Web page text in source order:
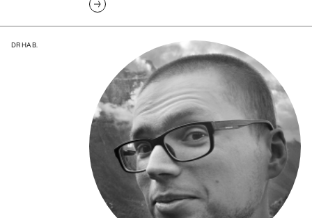
dr hab. Daniel Mizieliński, prof. uczelni
DR HAB.